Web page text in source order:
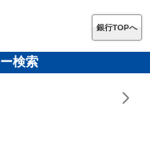
銀行TOPへ
検索